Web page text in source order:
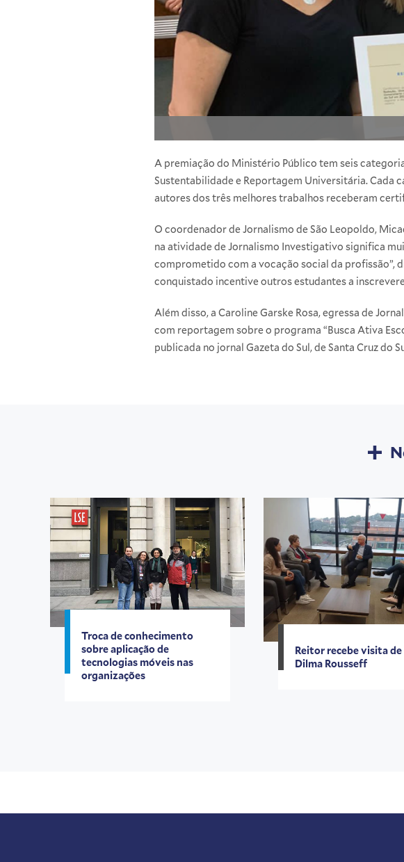
A premiação do Ministério Público tem seis
Sustentabilidade e Reportagem Universitária. Cada
autores dos três melhores trabalhos receberam
O coordenador de Jornalismo de São Leopoldo,
na atividade de Jornalismo Investigativo significa
comprometido com a vocação social da profissão”,
conquistado incentive outros estudantes a
Além disso, a Caroline Garske Rosa, egressa de
com reportagem sobre o programa “Busca Ativa
publicada no jornal Gazeta do Sul, de Santa Cruz do
Troca de conhecimento
sobre aplicação de
tecnologias móveis nas
organizações
Reitor recebe visita de
Dilma Rousseff